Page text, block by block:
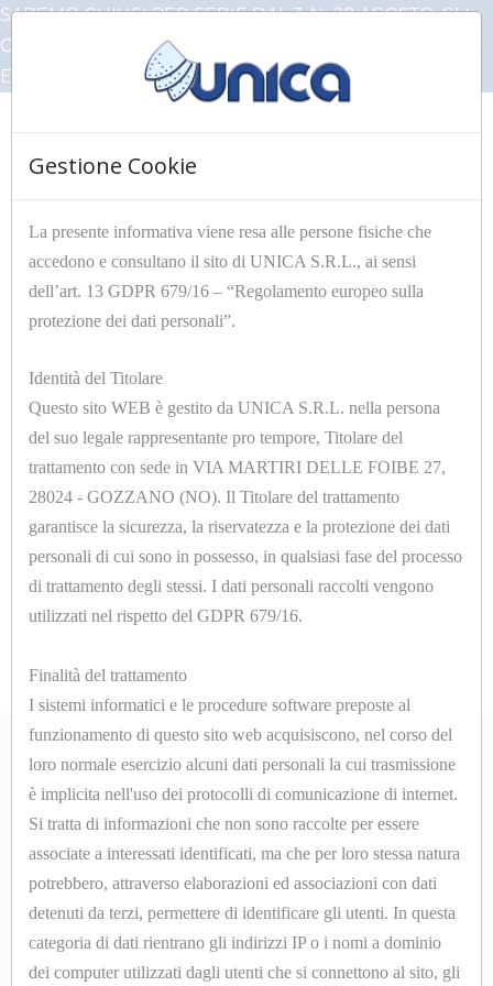
SAREMO CHIUSI PER FERIE DAL 3 AL 28 AGOSTO, GLI
ORDINI PERVENUTI IN QUESTO PERIODO VERRANNO
EVASI AL NOSTRO RIENTRO
☰
ACCESSORI
PRODOTTI
DI
CONSUMO
ATTREZZATURE
CALDAIE
TAVOLI
DA
STIRO
HOME Articoli Unica
GRUPPI TRATTAMENTO ARIA E
COMPONENT PNEUMATICI
Filtri
Non ci sono prodotti in questa
categoria!
ABOUT
Azienda
SHOP ONLINE
Gestione Cookie
La presente informativa viene resa alle persone fisiche che
accedono e consultano il sito di UNICA S.R.L., ai sensi
dell’art. 13 GDPR 679/16 – “Regolamento europeo sulla
protezione dei dati personali”.
Identità del Titolare
Questo sito WEB è gestito da UNICA S.R.L. nella persona
del suo legale rappresentante pro tempore, Titolare del
trattamento con sede in VIA MARTIRI DELLE FOIBE 27,
28024 - GOZZANO (NO). Il Titolare del trattamento
garantisce la sicurezza, la riservatezza e la protezione dei dati
personali di cui sono in possesso, in qualsiasi fase del processo
di trattamento degli stessi. I dati personali raccolti vengono
utilizzati nel rispetto del GDPR 679/16.
Finalità del trattamento
I sistemi informatici e le procedure software preposte al
funzionamento di questo sito web acquisiscono, nel corso del
loro normale esercizio alcuni dati personali la cui trasmissione
è implicita nell'uso dei protocolli di comunicazione di internet.
Si tratta di informazioni che non sono raccolte per essere
associate a interessati identificati, ma che per loro stessa natura
potrebbero, attraverso elaborazioni ed associazioni con dati
detenuti da terzi, permettere di identificare gli utenti. In questa
categoria di dati rientrano gli indirizzi IP o i nomi a dominio
dei computer utilizzati dagli utenti che si connettono al sito, gli